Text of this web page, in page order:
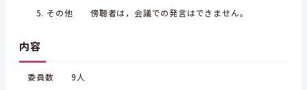
その他 傍聴者は，会議での発言はできません。
内容
委員数 9人